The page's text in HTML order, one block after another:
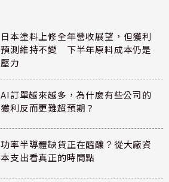
日本塗料上修全年營收展望，但獲利
預測維持不變 下半年原料成本仍是
壓力
AI訂單越來越多，為什麼有些公司的
獲利反而更難超預期？
功率半導體缺貨正在醞釀？從大廠資
本支出看真正的時間點